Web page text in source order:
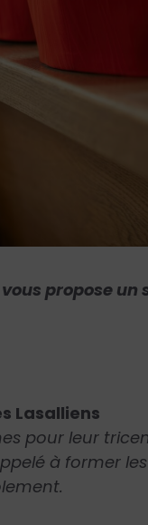
vous propose un
Lasalliens
pour leur
à former